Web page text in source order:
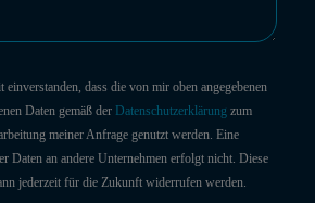
einverstanden, dass die von mir oben angegebenen
Daten gemäß der Datenschutzerklärung zum
meiner Anfrage genutzt werden. Eine
Daten an andere Unternehmen erfolgt nicht. Diese
jederzeit für die Zukunft widerrufen werden.